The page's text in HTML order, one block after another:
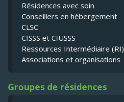
Résidences avec soin
Conseillers en hébergement
CLSC
CISSS et CIUSSS
Ressources Intermédiaire (RI)
Associations et organisations
Groupes de résidences